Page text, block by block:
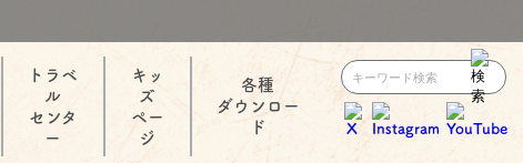
トラベ
ル
センタ
ー
キッ
ズ
ペー
ジ
各種
ダウンロー
ド